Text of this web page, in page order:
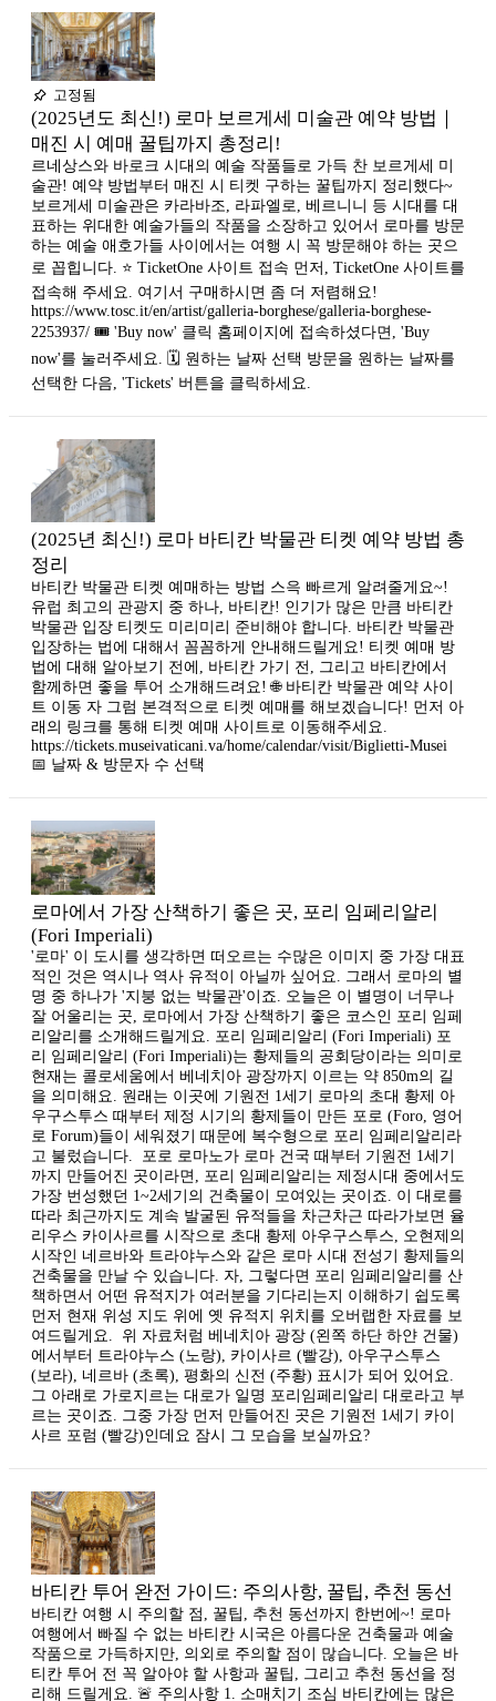
고정됨
(2025년도 최신!) 로마 보르게세 미술관 예약 방법｜
매진 시 예매 꿀팁까지 총정리!
르네상스와 바로크 시대의 예술 작품들로 가득 찬 보르게세 미
술관! 예약 방법부터 매진 시 티켓 구하는 꿀팁까지 정리했다~
보르게세 미술관은 카라바조, 라파엘로, 베르니니 등 시대를 대
표하는 위대한 예술가들의 작품을 소장하고 있어서 로마를 방문
하는 예술 애호가들 사이에서는 여행 시 꼭 방문해야 하는 곳으
로 꼽힙니다. ⭐ TicketOne 사이트 접속 먼저, TicketOne 사이트를
접속해 주세요. 여기서 구매하시면 좀 더 저렴해요!
https://www.tosc.it/en/artist/galleria-borghese/galleria-borghese-
2253937/ 🎟 'Buy now' 클릭 홈페이지에 접속하셨다면, 'Buy
now'를 눌러주세요. 🗓 원하는 날짜 선택 방문을 원하는 날짜를
선택한 다음, 'Tickets' 버튼을 클릭하세요.
(2025년 최신!) 로마 바티칸 박물관 티켓 예약 방법 총
정리
바티칸 박물관 티켓 예매하는 방법 스윽 빠르게 알려줄게요~!
유럽 최고의 관광지 중 하나, 바티칸! 인기가 많은 만큼 바티칸
박물관 입장 티켓도 미리미리 준비해야 합니다. 바티칸 박물관
입장하는 법에 대해서 꼼꼼하게 안내해드릴게요! 티켓 예매 방
법에 대해 알아보기 전에, 바티칸 가기 전, 그리고 바티칸에서
함께하면 좋을 투어 소개해드려요! 🌐 바티칸 박물관 예약 사이
트 이동 자 그럼 본격적으로 티켓 예매를 해보겠습니다! 먼저 아
래의 링크를 통해 티켓 예매 사이트로 이동해주세요.
https://tickets.museivaticani.va/home/calendar/visit/Biglietti-Musei
📅 날짜 & 방문자 수 선택
로마에서 가장 산책하기 좋은 곳, 포리 임페리알리
(Fori Imperiali)
'로마' 이 도시를 생각하면 떠오르는 수많은 이미지 중 가장 대표
적인 것은 역시나 역사 유적이 아닐까 싶어요. 그래서 로마의 별
명 중 하나가 '지붕 없는 박물관'이죠. 오늘은 이 별명이 너무나
잘 어울리는 곳, 로마에서 가장 산책하기 좋은 코스인 포리 임페
리알리를 소개해드릴게요. 포리 임페리알리 (Fori Imperiali) 포
리 임페리알리 (Fori Imperiali)는 황제들의 공회당이라는 의미로
현재는 콜로세움에서 베네치아 광장까지 이르는 약 850m의 길
을 의미해요. 원래는 이곳에 기원전 1세기 로마의 초대 황제 아
우구스투스 때부터 제정 시기의 황제들이 만든 포로 (Foro, 영어
로 Forum)들이 세워졌기 때문에 복수형으로 포리 임페리알리라
고 불렀습니다. ​ 포로 로마노가 로마 건국 때부터 기원전 1세기
까지 만들어진 곳이라면, 포리 임페리알리는 제정시대 중에서도
가장 번성했던 1~2세기의 건축물이 모여있는 곳이죠. 이 대로를
따라 최근까지도 계속 발굴된 유적들을 차근차근 따라가보면 율
리우스 카이사르를 시작으로 초대 황제 아우구스투스, 오현제의
시작인 네르바와 트라야누스와 같은 로마 시대 전성기 황제들의
건축물을 만날 수 있습니다. 자, 그렇다면 포리 임페리알리를 산
책하면서 어떤 유적지가 여러분을 기다리는지 이해하기 쉽도록
먼저 현재 위성 지도 위에 옛 유적지 위치를 오버랩한 자료를 보
여드릴게요. ​ 위 자료처럼 베네치아 광장 (왼쪽 하단 하얀 건물)
에서부터 트라야누스 (노랑), 카이사르 (빨강), 아우구스투스
(보라), 네르바 (초록), 평화의 신전 (주황) 표시가 되어 있어요.
그 아래로 가로지르는 대로가 일명 포리임페리알리 대로라고 부
르는 곳이죠. 그중 가장 먼저 만들어진 곳은 기원전 1세기 카이
사르 포럼 (빨강)인데요 잠시 그 모습을 보실까요?
바티칸 투어 완전 가이드: 주의사항, 꿀팁, 추천 동선
바티칸 여행 시 주의할 점, 꿀팁, 추천 동선까지 한번에~! 로마
여행에서 빠질 수 없는 바티칸 시국은 아름다운 건축물과 예술
작품으로 가득하지만, 의외로 주의할 점이 많습니다. 오늘은 바
티칸 투어 전 꼭 알아야 할 사항과 꿀팁, 그리고 추천 동선을 정
리해 드릴게요. 🚨 주의사항 1. 소매치기 조심 바티칸에는 많은